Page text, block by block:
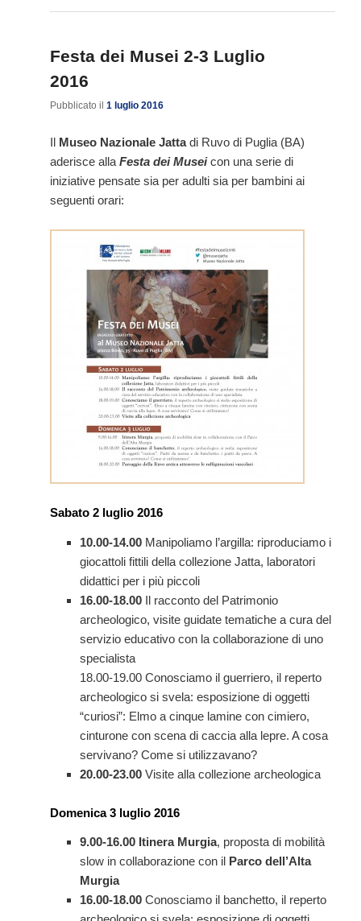
Festa dei Musei 2-3 Luglio
2016
Pubblicato il 1 luglio 2016
Il Museo Nazionale Jattadi Ruvo di Puglia (BA)
aderisce alla Festa dei Museicon una serie di
iniziative pensate sia per adulti sia per bambini ai
seguenti orari:
Sabato 2 luglio 2016
10.00-14.00 Manipoliamo l’argilla: riproduciamo i
giocattoli fittili della collezione Jatta, laboratori
didattici per i più piccoli
16.00-18.00 Il racconto del Patrimonio
archeologico, visite guidate tematiche a cura del
servizio educativo con la collaborazione di uno
specialista
18.00-19.00 Conosciamo il guerriero, il reperto
archeologico si svela: esposizione di oggetti
“curiosi”: Elmo a cinque lamine con cimiero,
cinturone con scena di caccia alla lepre. A cosa
servivano? Come si utilizzavano?
20.00-23.00 Visite alla collezione archeologica
Domenica 3 luglio 2016
9.00-16.00 Itinera Murgia, proposta di mobilità
slow in collaborazione con il Parco dell’Alta
Murgia
16.00-18.00 Conosciamo il banchetto, il reperto